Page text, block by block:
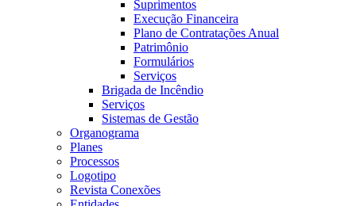
Suprimentos
Execução Financeira
Plano de Contratações Anual
Patrimônio
Formulários
Serviços
Brigada de Incêndio
Serviços
Sistemas de Gestão
Organograma
Planes
Processos
Logotipo
Revista Conexões